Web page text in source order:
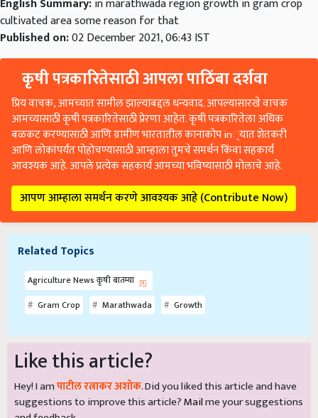
cultivated area some reason for that
Published on:02 December 2021, 06:43 IST
कृषी पत्रकारितेसाठी आपला पाठिंबा दर्शवा
प्रिय वाचक, आमच्यात सामील झाल्याबद्दल धन्यवाद. आपल्यासारखे वाचक
आमच्यासाठी कृषी पत्रकारितेसाठी प्रेरणा आहेत. कृषी पत्रकारितेला अधिक
बळकट करण्यासाठी आणि ग्रामीण भारतातील कानाकोप in्यात शेतकरी
आणि लोकांपर्यंत पोहोचण्यासाठी आम्हाला तुमचे समर्थन किंवा सहकार्य
आवश्यक आहे. आपले प्रत्येक सहकार्य आमच्या भविष्यासाठी मोलाचे आहे.
आपण आम्हाला समर्थन करणे आवश्यक आहे (Contribute Now)
Gram Crop
Marathwada
Like this article?
Hey! I amपाटील रत्नाकर अशोक. Did you liked this article and have
suggestions to improve this article?Mailme your suggestions
and feedback.